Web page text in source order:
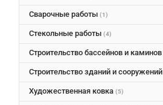
Сварочные работы (1)
Стекольные работы (4)
Строительство бассейнов и каминов
Строительство зданий и сооружений
Художественная ковка (5)